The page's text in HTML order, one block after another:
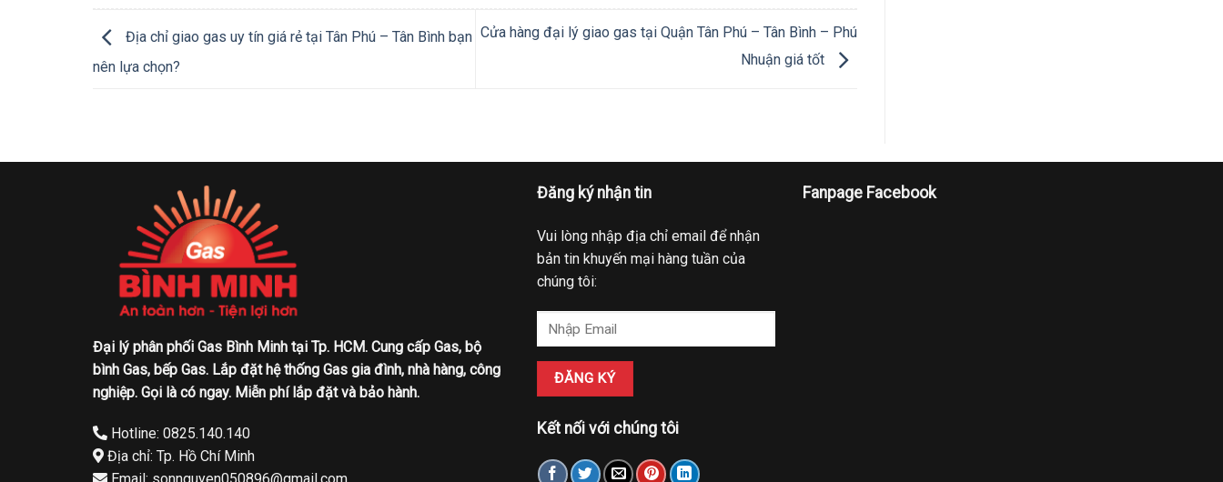
Địa chỉ giao gas uy tín giá rẻ tại Tân Phú – Tân Bình bạn
nên lựa chọn?
Cửa hàng đại lý giao gas tại Quận Tân Phú – Tân Bình – Phú
Nhuận giá tốt
Đại lý phân phối Gas Bình Minh tại Tp. HCM. Cung cấp Gas, bộ
bình Gas, bếp Gas. Lắp đặt hệ thống Gas gia đình, nhà hàng, công
nghiệp. Gọi là có ngay. Miễn phí lắp đặt và bảo hành.
Hotline: 0825.140.140
Địa chỉ: Tp. Hồ Chí Minh
Đăng ký nhận tin
Vui lòng nhập địa chỉ email để nhận
bản tin khuyến mại hàng tuần của
chúng tôi:
Kết nối với chúng tôi
Fanpage Facebook